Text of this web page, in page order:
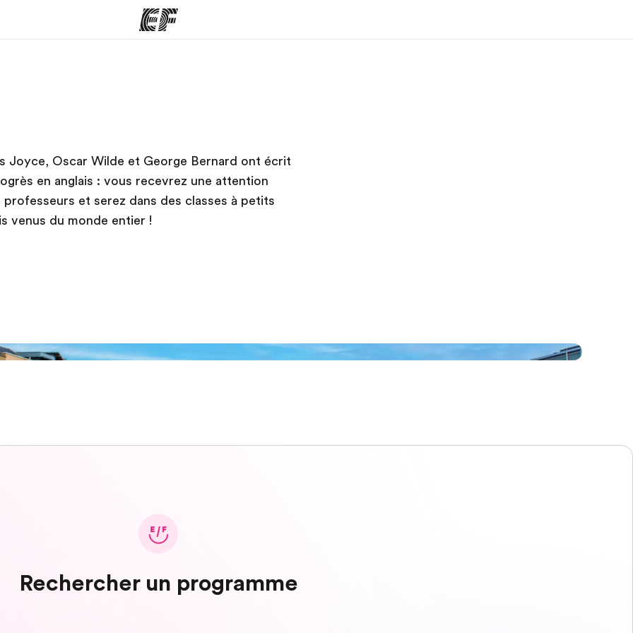
Joyce, Oscar Wilde et George Bernard ont écrit
en anglais : vous recevrez une attention
et serez dans des classes à petits
venus du monde entier !
Rechercher un programme